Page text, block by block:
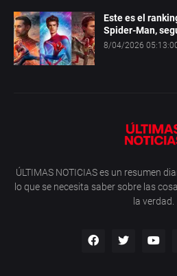
Este es el
Spider-Man,
8/04/2026
ÚLTIMAS NOTICIAS es un resumen
lo que se necesita saber sobre las
la verdad.